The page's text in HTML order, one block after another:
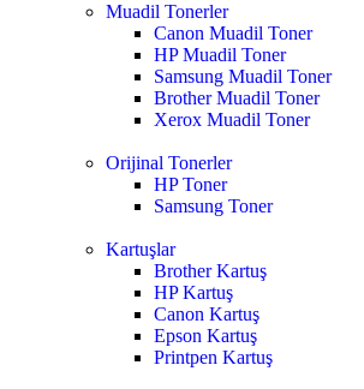
Muadil Tonerler
Canon Muadil Toner
HP Muadil Toner
Samsung Muadil Toner
Brother Muadil Toner
Xerox Muadil Toner
Orijinal Tonerler
HP Toner
Samsung Toner
Kartuşlar
Brother Kartuş
HP Kartuş
Canon Kartuş
Epson Kartuş
Printpen Kartuş